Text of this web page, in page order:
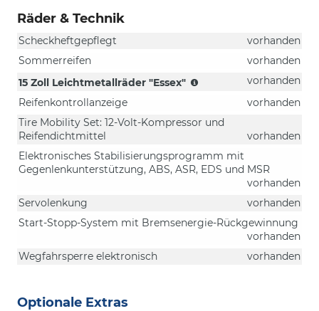
Räder & Technik
Scheckheftgepflegt
vorhanden
Sommerreifen
vorhanden
15 Zoll Leichtmetallräder "Essex"
(Bereifungvorhanden
Reifenkontrollanzeige
vorhanden
Tire Mobility Set: 12-Volt-Kompressor und
Reifendichtmittel
vorhanden
Elektronisches Stabilisierungsprogramm mit
Gegenlenkunterstützung, ABS, ASR, EDS und MSR
vorhanden
Servolenkung
vorhanden
Start-Stopp-System mit Bremsenergie-Rückgewinnung
vorhanden
Wegfahrsperre elektronisch
vorhanden
Optionale Extras